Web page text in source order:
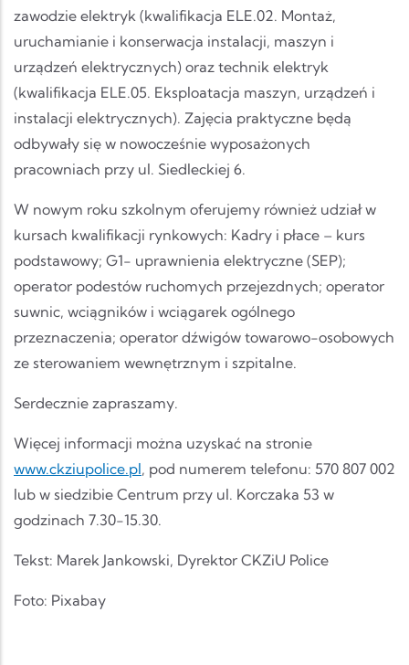
zawodzie elektryk (kwalifikacja ELE.02. Montaż,
uruchamianie i konserwacja instalacji, maszyn i
urządzeń elektrycznych) oraz technik elektryk
(kwalifikacja ELE.05. Eksploatacja maszyn, urządzeń i
instalacji elektrycznych). Zajęcia praktyczne będą
odbywały się w nowocześnie wyposażonych
pracowniach przy ul. Siedleckiej 6.
W nowym roku szkolnym oferujemy również udział w
kursach kwalifikacji rynkowych: Kadry i płace – kurs
podstawowy; G1- uprawnienia elektryczne (SEP);
operator podestów ruchomych przejezdnych; operator
suwnic, wciągników i wciągarek ogólnego
przeznaczenia; operator dźwigów towarowo-osobowych
ze sterowaniem wewnętrznym i szpitalne.
Serdecznie zapraszamy.
Więcej informacji można uzyskać na stronie
www.ckziupolice.pl, pod numerem telefonu: 570 807 002
lub w siedzibie Centrum przy ul. Korczaka 53 w
godzinach 7.30-15.30.
Tekst: Marek Jankowski, Dyrektor CKZiU Police
Foto: Pixabay